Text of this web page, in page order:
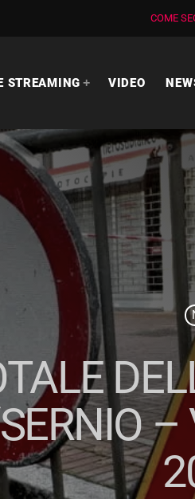
COME
STREAMING VIDEO